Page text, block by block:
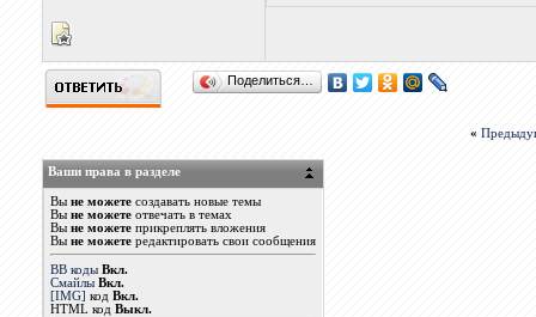
Поделиться…
«
Ваши права в разделе
Вы не можетесоздавать новые темы
Вы не можетеотвечать в темах
Вы не можетеприкреплять вложения
Вы не можетередактировать свои сообщения
BB коды Вкл.
Смайлы Вкл.
[IMG] код Вкл.
HTML код Выкл.